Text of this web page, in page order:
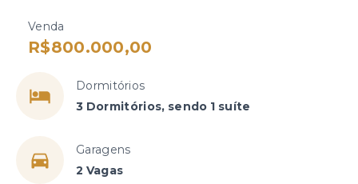
Venda
R$800.000,00
Dormitórios
3 Dormitórios, sendo 1 suíte
Garagens
2 Vagas